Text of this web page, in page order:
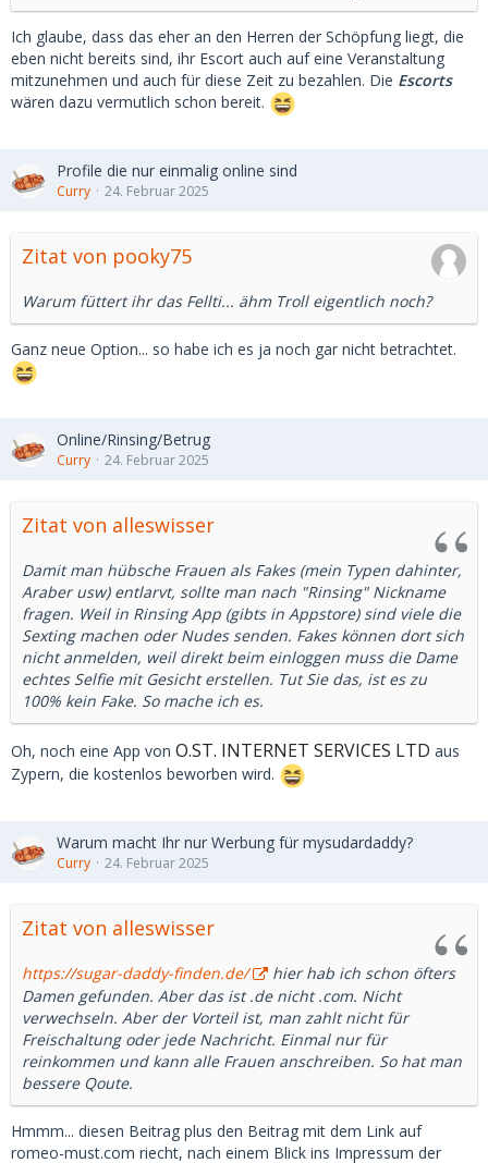
Ich glaube, dass das eher an den Herren der Schöpfung liegt, die
eben nicht bereits sind, ihr Escort auch auf eine Veranstaltung
mitzunehmen und auch für diese Zeit zu bezahlen. Die Escorts
wären dazu vermutlich schon bereit.
Profile die nur einmalig online sind
Curry 24. Februar 2025
Zitat von pooky75
Warum füttert ihr das Fellti... ähm Troll eigentlich noch?
Ganz neue Option... so habe ich es ja noch gar nicht betrachtet.
Online/Rinsing/Betrug
Curry 24. Februar 2025
Zitat von alleswisser
Damit man hübsche Frauen als Fakes (mein Typen dahinter,
Araber usw) entlarvt, sollte man nach "Rinsing" Nickname
fragen. Weil in Rinsing App (gibts in Appstore) sind viele die
Sexting machen oder Nudes senden. Fakes können dort sich
nicht anmelden, weil direkt beim einloggen muss die Dame
echtes Selfie mit Gesicht erstellen. Tut Sie das, ist es zu
100% kein Fake. So mache ich es.
Oh, noch eine App von O.ST. INTERNET SERVICES LTD aus
Zypern, die kostenlos beworben wird.
Warum macht Ihr nur Werbung für mysudardaddy?
Curry 24. Februar 2025
Zitat von alleswisser
https://sugar-daddy-finden.de/
hier hab ich schon öfters
Damen gefunden. Aber das ist .de nicht .com. Nicht
verwechseln. Aber der Vorteil ist, man zahlt nicht für
Freischaltung oder jede Nachricht. Einmal nur für
reinkommen und kann alle Frauen anschreiben. So hat man
bessere Qoute.
Hmmm... diesen Beitrag plus den Beitrag mit dem Link auf
romeo-must.com riecht, nach einem Blick ins Impressum der